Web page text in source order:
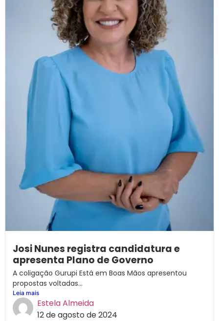
Josi Nunes registra candidatura e
apresenta Plano de Governo
A coligação Gurupi Está em Boas Mãos apresentou
propostas voltadas...
Leia mais
Estela Almeida
12 de agosto de 2024